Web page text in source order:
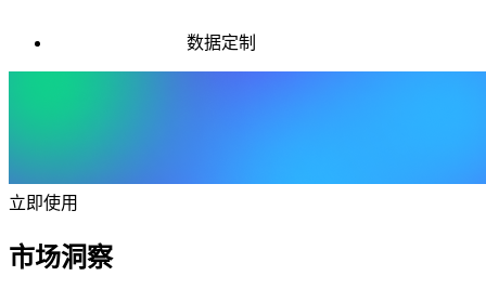
数据定制
立即使用
市场洞察